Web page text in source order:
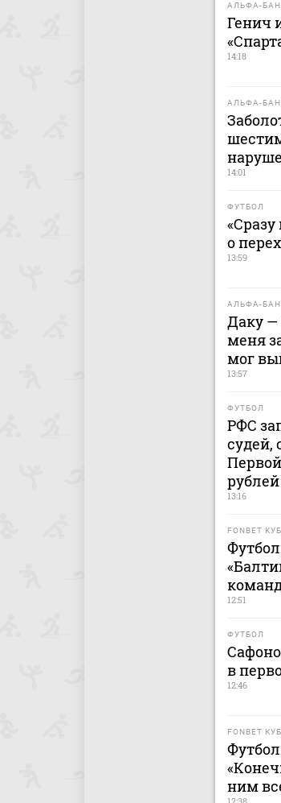
АЛЬФА-
Генич
14:18
АЛЬФА-
14:01
ФУТБОЛ
о
13:59
АЛЬФА-
Даку —
меня
мог
13:57
ФУТБОЛ
РФС
судей,
рублей
13:16
FONBET
12:51
ФУТБОЛ
в
12:46
FONBET
ним